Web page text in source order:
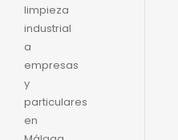
limpieza
industrial
a
empresas
y
particulares
en